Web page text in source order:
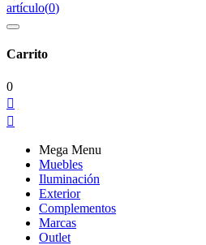
artículo(0)
Carrito
0


Mega Menu
Muebles
Iluminación
Exterior
Complementos
Marcas
Outlet